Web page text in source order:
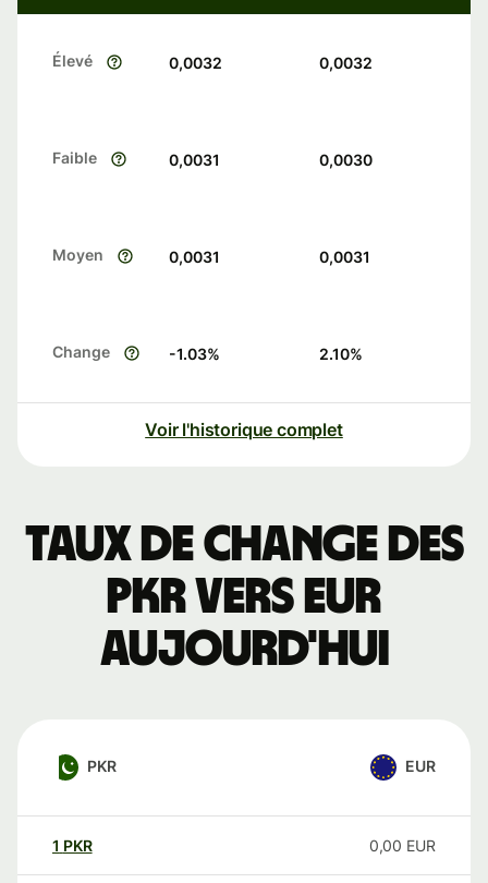
Élevé 0,0032 0,0032
Faible 0,0031 0,0030
Moyen 0,0031 0,0031
Change -1.03% 2.10%
Voir l'historique complet
Taux de change des
PKR vers EUR
aujourd'hui
PKR EUR
1 PKR 0,00 EUR